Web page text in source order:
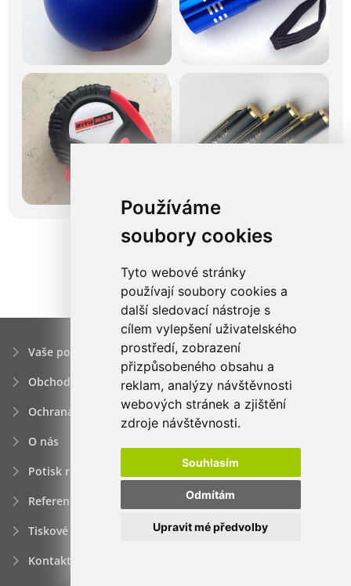
Používáme
soubory cookies
Tyto webové stránky
používají soubory cookies a
další sledovací nástroje s
cílem vylepšení uživatelského
prostředí, zobrazení
přizpůsobeného obsahu a
reklam, analýzy návštěvnosti
webových stránek a zjištění
zdroje návštěvnosti.
Souhlasím
Odmítám
Upravit mé předvolby
Vaše poptávka
Obchodní podmínky
Ochrana osobních údajú
O nás
Potisk reklamních předmětů
Reference
Tiskové zprávy
Kontakt